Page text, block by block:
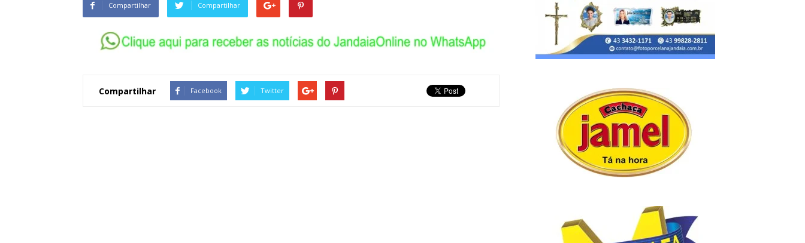
Compartilhar Compartilhar
Compartilhar Facebook Twitter